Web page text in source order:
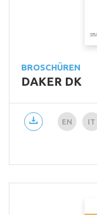
BROSCHÜREN
DAKER DK
EN IT